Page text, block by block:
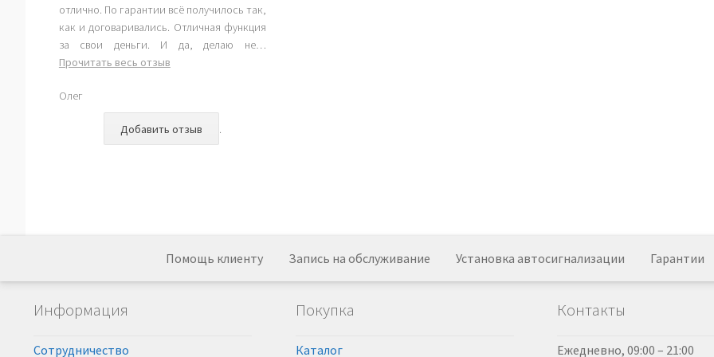
отлично. По гарантии всё получилось так,
как и договаривались. Отличная функция
за свои деньги. И да, делаю не…
Прочитать весь отзыв“Спасибо
Устанавливал
автозапуск”
Олег
Добавить отзыв .
Помощь клиенту Запись на обслуживание Установка автосигнализации Гарантии
Информация
Сотрудничество
Покупка
Каталог
Контакты
Ежедневно, 09:00 – 21:00